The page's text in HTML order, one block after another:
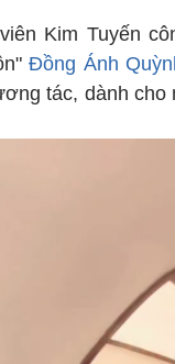
Kim Tuyến
Đồng Ánh
tác, dành cho